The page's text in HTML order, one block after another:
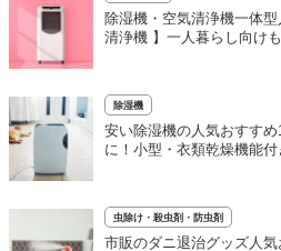
除湿機・空気清浄機一体
清浄機 】一人暮らし向けも
除湿機
安い除湿機の人気おすす
に！小型・衣類乾燥機能付
虫除け・殺虫剤・防虫剤
市販のダニ退治グッズ人